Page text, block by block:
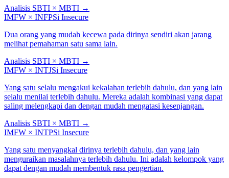
Analisis SBTI × MBTI →
IMFW × INFPSi Insecure
Dua orang yang mudah kecewa pada dirinya sendiri akan jarang
melihat pemahaman satu sama lain.
Analisis SBTI × MBTI →
IMFW × INTJSi Insecure
Yang satu selalu mengakui kekalahan terlebih dahulu, dan yang lain
selalu menilai terlebih dahulu. Mereka adalah kombinasi yang dapat
saling melengkapi dan dengan mudah mengatasi kesenjangan.
Analisis SBTI × MBTI →
IMFW × INTPSi Insecure
Yang satu menyangkal dirinya terlebih dahulu, dan yang lain
menguraikan masalahnya terlebih dahulu. Ini adalah kelompok yang
dapat dengan mudah membentuk rasa pengertian.